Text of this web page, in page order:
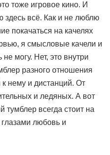
тоже игровое кино. И
всё. Как и не люблю
покачаться на качелях
я смысловые качели и
могу. Нет, это внутри
разного отношения
нему и дистанций. От
и ледяных. А вот
тумб­лер всегда стоит на
любовь и